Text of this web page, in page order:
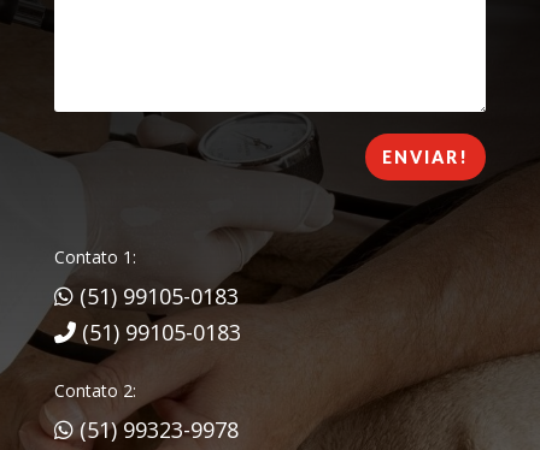
ENVIAR!
Contato 1:
(51) 99105-0183
(51) 99105-0183
Contato 2:
(51) 99323-9978